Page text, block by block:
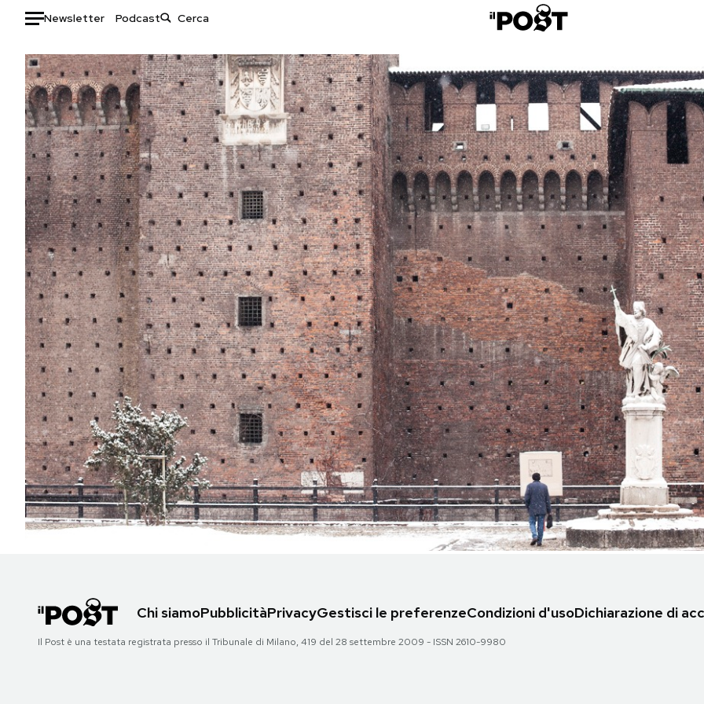
Newsletter Podcast
Auto
HOME
Italia
Mondo
Politica
Tecnologia
Internet
Scienza
Cultura
Economia
Sport
Moda
Libri
Consumismi
Storie/Idee
Ok Boomer!
Media
Europa
Altrecose
Mondiali calcio 2026
PODCAST
NEWSLETTER
I MIEI PREFERITI
AREA PERSONALE
Chi siamoPubblicitàPrivacyGestisci le preferenzeCondizioni d'usoDichiarazione di
Il Post è una testata registrata presso il Tribunale di Milano, 419 del 28 settembre 2009 - ISSN 2610-9980